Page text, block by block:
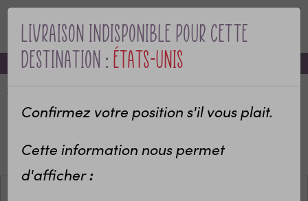
MENU
-10% sur votre première commande avec le code bienvenue
Livraison indisponible pour cette
destination :États-Unis
Confirmez votre position s'il vous plait.
Cette information nous permet
d'afficher:
Annonce de grossesse
Annonce originale de grossesse
Carte demande à la demoiselle d'honneur